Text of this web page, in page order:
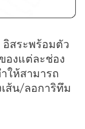
สระพร้อมตัว
องแต่ละช่อง
ให้สามารถ
ส้น/ลอการิทึม